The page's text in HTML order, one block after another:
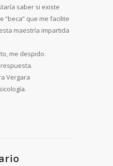
saber si existe
“beca” que me facilite
maestría impartida
me despido.
Vergara